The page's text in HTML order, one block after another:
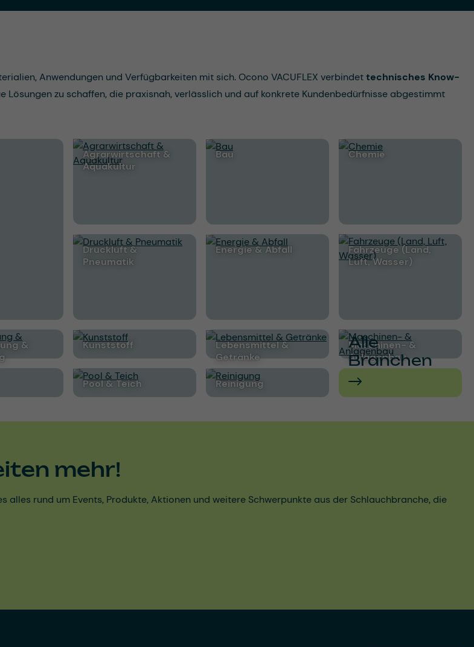
Anwendungen und Verfügbarkeiten mit sich. Ocono VACUFLEX verbindettechnisches Know-
Lösungen zu schaffen, die praxisnah, verlässlich und auf konkrete Kundenbedürfnisse abgestimmt
Agrarwirtschaft &
Aquakultur
Bau Chemie
Druckluft &
Pneumatik
Energie & Abfall
Fahrzeuge (Land,
Luft, Wasser)
Kunststoff
Lebensmittel &
Getränke
Maschinen- &
Anlagenbau
Pool & Teich Reinigung
Alle
Branchen
mehr!
rund um Events, Produkte, Aktionen und weitere Schwerpunkte aus der Schlauchbranche, die